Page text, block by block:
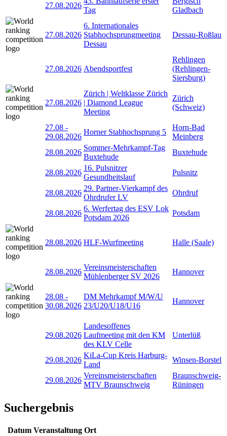
27.08.2026
Tag
Gladbach
27.08.2026
6. Internationales
Stabhochsprungmeeting
Dessau
Dessau-Roßlau
27.08.2026 Abendsportfest
Rehlingen
(Rehlingen-
Siersburg)
27.08.2026
Zürich | Weltklasse Zürich
| Diamond League
Meeting
Zürich
(Schweiz)
27.08 -
29.08.2026
Horner Stabhochsprung 5
Horn-Bad
Meinberg
28.08.2026
Sommer-Mehrkampf-Tag
Buxtehude
Buxtehude
28.08.2026
16. Pulsnitzer
Gesundheitslauf
Pulsnitz
28.08.2026
29. Partner-Vierkampf des
Ohrdrufer LV
Ohrdruf
28.08.2026
6. Werfertag des ESV Lok
Potsdam 2026
Potsdam
28.08.2026 HLF-Wurfmeeting Halle (Saale)
28.08.2026
Vereinsmeisterschaften
Mühlenberger SV 2026
Hannover
28.08 -
30.08.2026
DM Mehrkampf M/W/U
23/U20/U18/U16
Hannover
29.08.2026
Landesoffenes
Laufmeeting mit den KM
des KLV Celle
Unterlüß
29.08.2026
KiLa-Cup Kreis Harburg-
Land
Winsen-Borstel
29.08.2026
Vereinsmeisterschaften
MTV Braunschweig
Braunschweig-
Rüningen
Suchergebnis
Datum Veranstaltung Ort